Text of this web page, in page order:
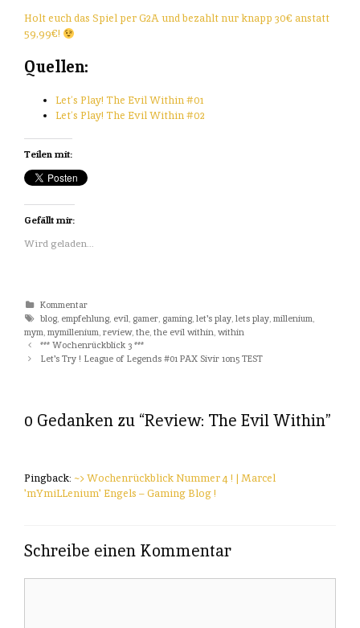
Holt euch das Spiel per G2A und bezahlt nur knapp 30€ anstatt
59,99€!
Quellen:
Let’s Play! The Evil Within #01
Let’s Play! The Evil Within #02
Teilen mit:
Gefällt mir:
Wird geladen...
Kategorien
Kommentar
Tags
blog, empfehlung, evil gamer, gaming, let's play, lets play, millenium
mym mymillenium review, the the evil within within
Beitrags-
Navigation
*** Wochenrückblick 3 ***
Let's Try ! League of Legends #01 PAX Sivir 1on5 TEST
0 Gedanken zu “Review: The Evil Within”
Pingback: ~> Wochenrückblick Nummer 4 ! | Marcel
'mYmiLLenium' Engels – Gaming Blog !
Schreibe einen Kommentar